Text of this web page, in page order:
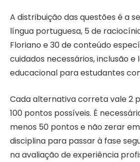
A distribuição das questões é a
língua portuguesa, 5 de
Floriano e 30 de conteúdo
cuidados necessários, inclusão e
educacional para estudantes
Cada alternativa correta vale 2
100 pontos possíveis. É
menos 50 pontos e não zerar
disciplina para passar à fase
na avaliação de experiência